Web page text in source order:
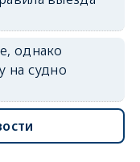
однако
на судно